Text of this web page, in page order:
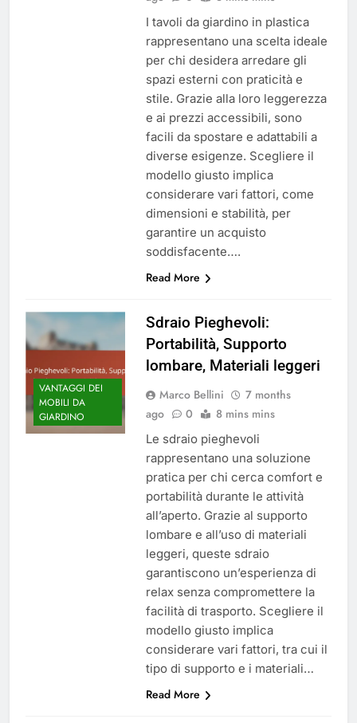
I tavoli da giardino in plastica
rappresentano una scelta ideale
per chi desidera arredare gli
spazi esterni con praticità e
stile. Grazie alla loro leggerezza
e ai prezzi accessibili, sono
facili da spostare e adattabili a
diverse esigenze. Scegliere il
modello giusto implica
considerare vari fattori, come
dimensioni e stabilità, per
garantire un acquisto
soddisfacente….
Read More
VANTAGGI DEI
MOBILI DA
GIARDINO
Sdraio Pieghevoli:
Portabilità, Supporto
lombare, Materiali leggeri
Marco Bellini
7 months
ago
0 8 mins mins
Le sdraio pieghevoli
rappresentano una soluzione
pratica per chi cerca comfort e
portabilità durante le attività
all’aperto. Grazie al supporto
lombare e all’uso di materiali
leggeri, queste sdraio
garantiscono un’esperienza di
relax senza compromettere la
facilità di trasporto. Scegliere il
modello giusto implica
considerare vari fattori, tra cui il
tipo di supporto e i materiali…
Read More